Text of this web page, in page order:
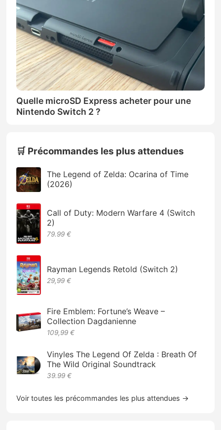
Quelle microSD Express acheter pour une
Nintendo Switch 2 ?
🛒 Précommandes les plus attendues
The Legend of Zelda: Ocarina of Time
(2026)
Call of Duty: Modern Warfare 4 (Switch
2)
79.99 €
Rayman Legends Retold (Switch 2)
29,99 €
Fire Emblem: Fortune’s Weave –
Collection Dagdanienne
109,99 €
Vinyles The Legend Of Zelda : Breath Of
The Wild Original Soundtrack
39.99 €
Voir toutes les précommandes les plus attendues →